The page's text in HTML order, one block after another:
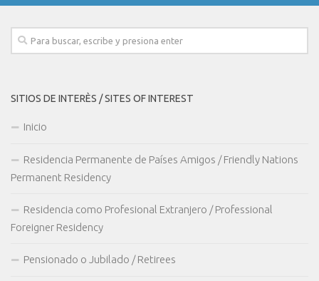
SITIOS DE INTERÈS / SITES OF INTEREST
Inicio
Residencia Permanente de Países Amigos / Friendly Nations
Permanent Residency
Residencia como Profesional Extranjero / Professional
Foreigner Residency
Pensionado o Jubilado / Retirees